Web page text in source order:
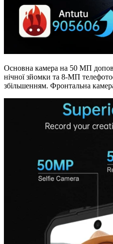
Основна камера на 50 МП
нічної зйомки та 8-МП
збільшенням. Фронтальна